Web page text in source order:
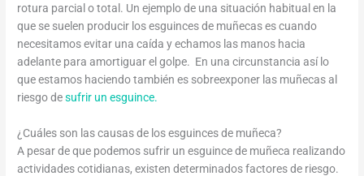
rotura parcial o total. Un ejemplo de una situación habitual en la
que se suelen producir los esguinces de muñecas es cuando
necesitamos evitar una caída y echamos las manos hacia
adelante para amortiguar el golpe. En una circunstancia así lo
que estamos haciendo también es sobreexponer las muñecas al
riesgo desufrir un esguince.
¿Cuáles son las causas de los esguinces de muñeca?
A pesar de que podemos sufrir un esguince de muñeca realizando
actividades cotidianas, existen determinados factores de riesgo.